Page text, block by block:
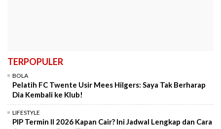
TERPOPULER
BOLA
Pelatih FC Twente Usir Mees Hilgers: Saya Tak Berharap
Dia Kembali ke Klub!
LIFESTYLE
PIP Termin II 2026 Kapan Cair? Ini Jadwal Lengkap dan Cara